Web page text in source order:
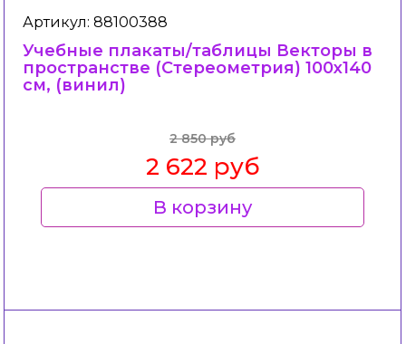
Артикул: 88100388
Учебные плакаты/таблицы Векторы в
пространстве (Стереометрия) 100x140
см, (винил)
2 850 руб
2 622 руб
В корзину